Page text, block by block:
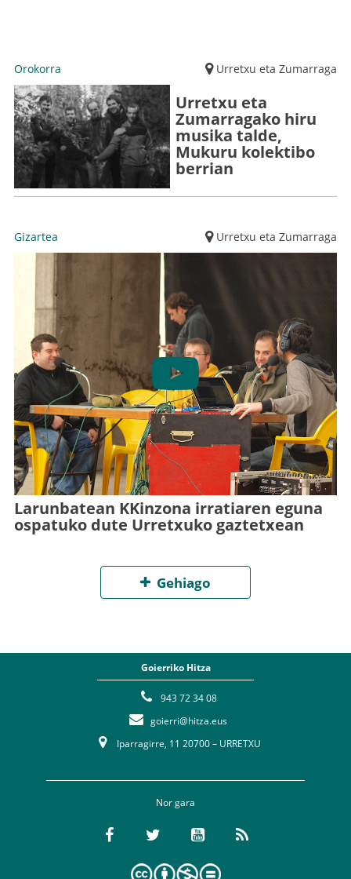
Orokorra Urretxu eta Zumarraga
Urretxu eta
Zumarragako hiru
musika talde,
Mukuru kolektibo
berrian
Gizartea Urretxu eta Zumarraga
Larunbatean KKinzona irratiaren eguna
ospatuko dute Urretxuko gaztetxean
Gehiago
Goierriko Hitza
943 72 34 08
goierri@hitza.eus
Iparragirre, 11 20700 – URRETXU
Nor gara